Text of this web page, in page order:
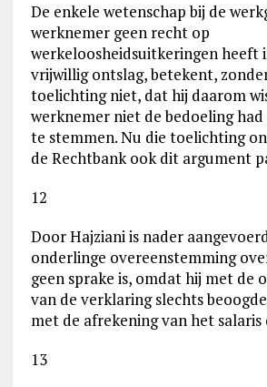
De enkele wetenschap bij de
werknemer geen recht op
werkeloosheidsuitkeringen heeft
vrijwillig ontslag, betekent,
toelichting niet, dat hij daarom
werknemer niet de bedoeling
te stemmen. Nu die toelichting
de Rechtbank ook dit argument
12
Door Hajziani is nader
onderlinge overeenstemming
geen sprake is, omdat hij met de
van de verklaring slechts
met de afrekening van het salaris
13